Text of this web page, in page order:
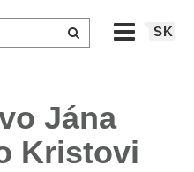
SK
Jána
Kristovi